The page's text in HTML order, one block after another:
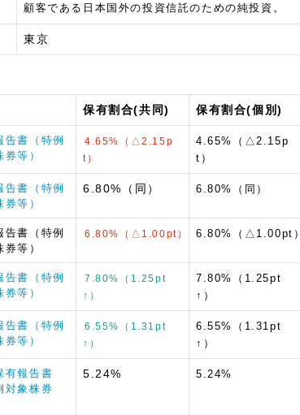
顧客である日本国外の投資信託のための純投資。
東京
保有割合(共同) 保有割合(個別)
告書（特例
券等）
4.65%（△2.15p
t）
4.65%（△2.15p
t）
告書（特例
券等）
6.80%（同） 6.80%（同）
告書（特例
券等）
6.80%（△1.00pt） 6.80%（△1.00pt）
告書（特例
券等）
7.80%（1.25pt
↑）
7.80%（1.25pt
↑）
告書（特例
券等）
6.55%（1.31pt
↑）
6.55%（1.31pt
↑）
有報告書
対象株券
5.24% 5.24%